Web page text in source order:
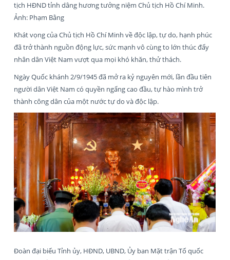
tịch HĐND tỉnh dâng hương tưởng niệm Chủ tịch Hồ Chí Minh.
Ảnh: Phạm Bằng
Khát vọng của Chủ tịch Hồ Chí Minh về độc lập, tự do, hạnh phúc
đã trở thành nguồn động lực, sức mạnh vô cùng to lớn thúc đẩy
nhân dân Việt Nam vượt qua mọi khó khăn, thử thách.
Ngày Quốc khánh 2/9/1945 đã mở ra kỷ nguyên mới, lần đầu tiên
người dân Việt Nam có quyền ngẩng cao đầu, tự hào mình trở
thành công dân của một nước tự do và độc lập.
Đoàn đại biểu Tỉnh ủy, HĐND, UBND, Ủy ban Mặt trận Tổ quốc